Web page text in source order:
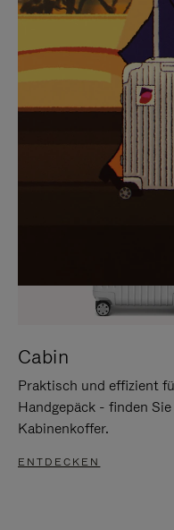
SIE,
UMDER
Cabin
Praktisch und effizient
Handgepäck - finden
Kabinenkoffer.
ENTDECKEN